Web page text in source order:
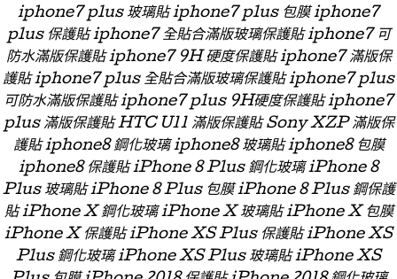
iphone7 plus 玻璃貼 iphone7 plus 包膜 iphone7
plus 保護貼 iphone7 全貼合滿版玻璃保護貼 iphone7 可
防水滿版保護貼 iphone7 9H 硬度保護貼 iphone7 滿版保
護貼 iphone7 plus 全貼合滿版玻璃保護貼 iphone7 plus
可防水滿版保護貼 iphone7 plus 9H硬度保護貼 iphone7
plus 滿版保護貼 HTC U11 滿版保護貼 Sony XZP 滿版保
護貼 iphone8 鋼化玻璃 iphone8 玻璃貼 iphone8 包膜
iphone8 保護貼 iPhone 8 Plus 鋼化玻璃 iPhone 8
Plus 玻璃貼 iPhone 8 Plus 包膜 iPhone 8 Plus 鋼保護
貼 iPhone X 鋼化玻璃 iPhone X 玻璃貼 iPhone X 包膜
iPhone X 保護貼 iPhone XS Plus 保護貼 iPhone XS
Plus 鋼化玻璃 iPhone XS Plus 玻璃貼 iPhone XS